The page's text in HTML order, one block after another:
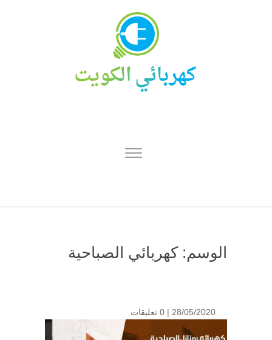
الوسم:كهربائي الصباحية
28/05/2020 | 0 تعليقات